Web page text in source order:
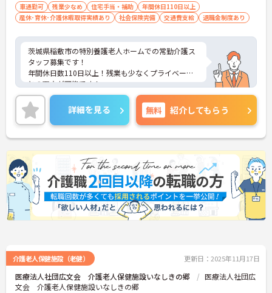
免許（通勤用）
車通勤可 残業少なめ 住宅手当・補助
年間休日110日以上
産休･育休･介護休暇取得実績あり
社会保険完備 交通費支給 退職金制度あり
茨城県稲敷市の特別養護老人ホームでの常勤介護ス
タッフ募集です！
年間休日数110日以上！残業も少なくプライベート
との両立が可能です！
初めての方も指導職員の方が親切丁寧に業務を教え
てくれるので安心してお仕事を始められる環境が整
っています！
また嬉しい賞与4か月分以上支給実績あり★頑張っ
た分だけ評価される環境です！
ご興味ある方には、面接のポイントなど、さらに詳
細をお話致しますのでお気軽にご相談ください。
詳細を見る 無料 紹介してもらう
介護老人保健施設（老健） 更新日：2025年11月17日
医療法人社団広文会 介護老人保健施設いなしきの郷
医療法人社団広
文会 介護老人保健施設いなしきの郷